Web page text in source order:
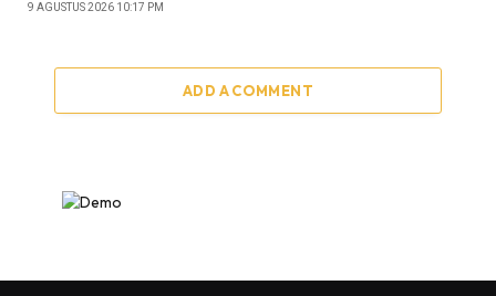
9 AGUSTUS 2026 10:17 PM
ADD A COMMENT